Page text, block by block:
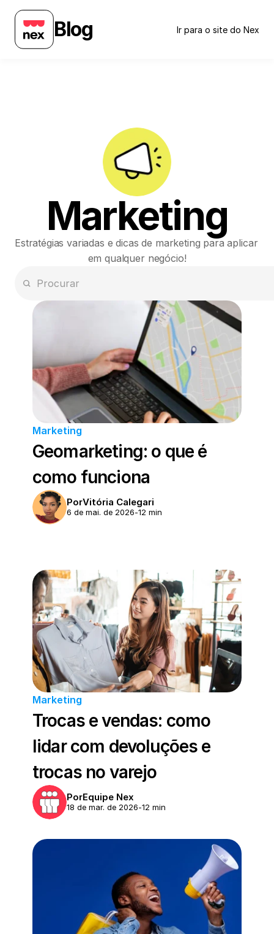
Marketing
Estratégias variadas e dicas de marketing para aplicar
em qualquer negócio!
Marketing
Geomarketing: o que é
como funciona
PorVitória Calegari
6 de mai. de 2026-12 min
Marketing
Trocas e vendas: como
lidar com devoluções e
trocas no varejo
PorEquipe Nex
18 de mar. de 2026-12 min
Blog Ir para o site do Nex